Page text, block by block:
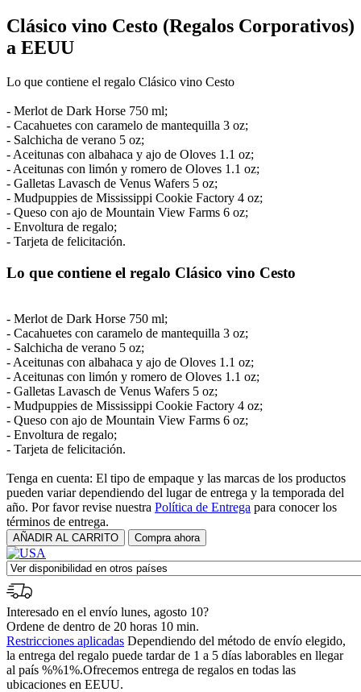
Clásico vino Cesto (Regalos Corporativos)
a EEUU
Lo que contiene el regalo Clásico vino Cesto
- Merlot de Dark Horse 750 ml;
- Cacahuetes con caramelo de mantequilla 3 oz;
- Salchicha de verano 5 oz;
- Aceitunas con albahaca y ajo de Oloves 1.1 oz;
- Aceitunas con limón y romero de Oloves 1.1 oz;
- Galletas Lavasch de Venus Wafers 5 oz;
- Mudpuppies de Mississippi Cookie Factory 4 oz;
- Queso con ajo de Mountain View Farms 6 oz;
- Envoltura de regalo;
- Tarjeta de felicitación.
Lo que contiene el regalo Clásico vino Cesto
- Merlot de Dark Horse 750 ml;
- Cacahuetes con caramelo de mantequilla 3 oz;
- Salchicha de verano 5 oz;
- Aceitunas con albahaca y ajo de Oloves 1.1 oz;
- Aceitunas con limón y romero de Oloves 1.1 oz;
- Galletas Lavasch de Venus Wafers 5 oz;
- Mudpuppies de Mississippi Cookie Factory 4 oz;
- Queso con ajo de Mountain View Farms 6 oz;
- Envoltura de regalo;
- Tarjeta de felicitación.
Tenga en cuenta: El tipo de empaque y las marcas de los productos
pueden variar dependiendo del lugar de entrega y la temporada del
año. Por favor revise nuestra Política de Entrega para conocer los
términos de entrega.
Interesado en el envío lunes, agosto 10?
Ordene de dentro de 20 horas 10 min.
Restricciones aplicadas Dependiendo del método de envío elegido,
la entrega del regalo puede tardar de 1 a 5 días laborables en llegar
al país %%1%.Ofrecemos entrega de regalos en todas las
ubicaciones en EEUU.